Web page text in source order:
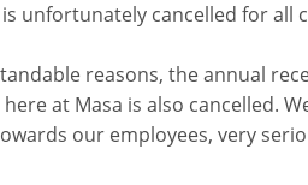
unfortunately cancelled for all
reasons, the annual
at Masa is also cancelled.
our employees, very